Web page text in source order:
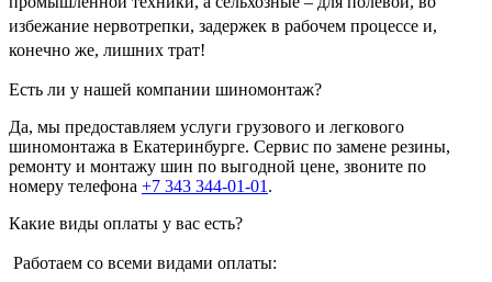
избежание нервотрепки, задержек в рабочем процессе и,
конечно же, лишних трат!
Есть ли у нашей компании шиномонтаж?
Да, мы предоставляем услуги грузового и легкового
шиномонтажа в Екатеринбурге. Сервис по замене резины,
ремонту и монтажу шин по выгодной цене, звоните по
номеру телефона +7 343 344-01-01 .
Какие виды оплаты у вас есть?
Работаем со всеми видами оплаты: